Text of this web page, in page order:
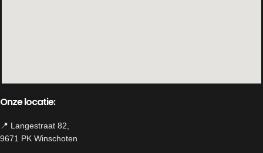
Onze locatie:
📍 Langestraat 82,
9671 PK Winschoten